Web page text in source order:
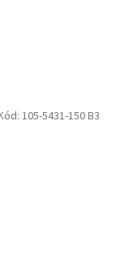
105-5431-150 B3